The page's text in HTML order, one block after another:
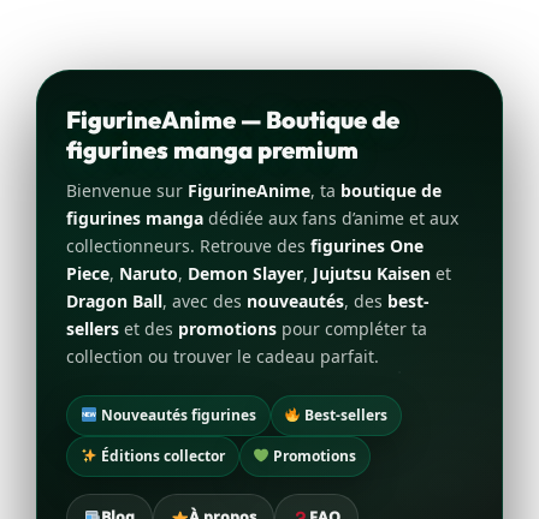
FigurineAnime — Boutique de
figurines manga premium
Bienvenue sur FigurineAnime, ta boutique de
figurines manga dédiée aux fans d’anime et aux
collectionneurs. Retrouve des figurines One
Piece, Naruto, Demon Slayer, Jujutsu Kaisen et
Dragon Ball, avec des nouveautés, des best-
sellers et des promotions pour compléter ta
collection ou trouver le cadeau parfait.
Nouveautés figurines
Best-sellers
Éditions collector
Promotions